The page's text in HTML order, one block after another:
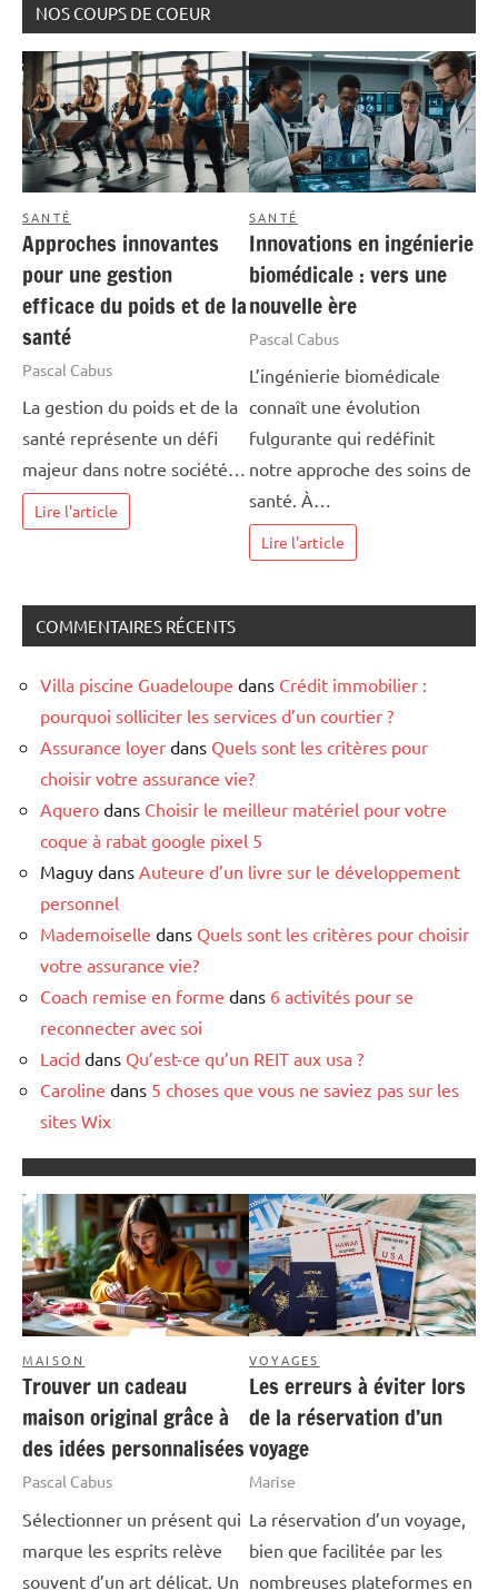
NOS COUPS DE COEUR
SANTÉ
Approches innovantes
pour une gestion
efficace du poids et de la
santé
Pascal Cabus
La gestion du poids et de la
santé représente un défi
majeur dans notre société…
Lire l'article
SANTÉ
Innovations en ingénierie
biomédicale : vers une
nouvelle ère
Pascal Cabus
L’ingénierie biomédicale
connaît une évolution
fulgurante qui redéfinit
notre approche des soins de
santé. À…
Lire l'article
COMMENTAIRES RÉCENTS
Villa piscine Guadeloupe dans Crédit immobilier :
pourquoi solliciter les services d’un courtier ?
Assurance loyer dans Quels sont les critères pour
choisir votre assurance vie?
Aquero dans Choisir le meilleur matériel pour votre
coque à rabat google pixel 5
Maguy dans Auteure d’un livre sur le développement
personnel
Mademoiselle dans Quels sont les critères pour choisir
votre assurance vie?
Coach remise en forme dans 6 activités pour se
reconnecter avec soi
Lacid dans Qu’est-ce qu’un REIT aux usa ?
Caroline dans 5 choses que vous ne saviez pas sur les
sites Wix
MAISON
Trouver un cadeau
maison original grâce à
des idées personnalisées
Pascal Cabus
Sélectionner un présent qui
marque les esprits relève
souvent d’un art délicat. Un
VOYAGES
Les erreurs à éviter lors
de la réservation d’un
voyage
Marise
La réservation d’un voyage,
bien que facilitée par les
nombreuses plateformes en